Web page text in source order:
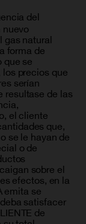
del
natural
forma de
se
precios que
serían
resultase de las
el cliente
que,
se le hayan de
o de
sobre el
efectos, en la
emita se
satisfacer
de